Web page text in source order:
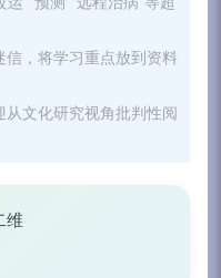
，将学习重点放到资料
文化研究视角批判性阅